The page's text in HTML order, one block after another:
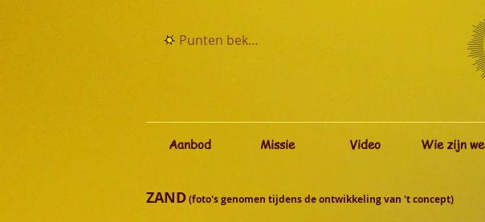
Punten bekijken
Aanbod Missie Video Wie zijn we
ZAND(foto's genomen tijdens de ontwikkeling van 't concept)